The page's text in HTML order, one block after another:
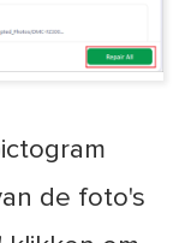
de foto's